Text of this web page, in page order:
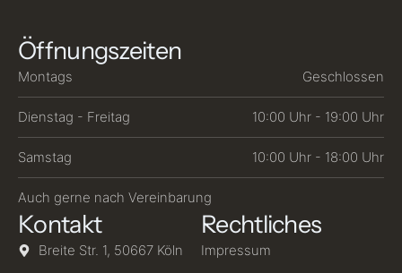
Öffnungszeiten
Montags Geschlossen
Dienstag - Freitag 10:00 Uhr - 19:00 Uhr
Samstag 10:00 Uhr - 18:00 Uhr
Auch gerne nach Vereinbarung
Kontakt
Breite Str. 1, 50667 Köln
Rechtliches
Impressum